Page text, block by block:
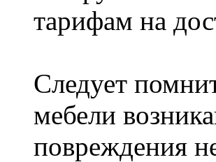
тарифам на
Следует
мебели
повреждения